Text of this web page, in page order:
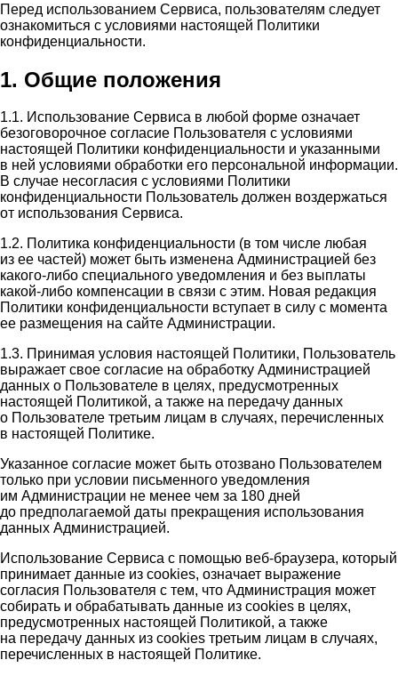
Перед использованием Сервиса, пользователям следует
ознакомиться с условиями настоящей Политики
конфиденциальности.
1. Общие положения
1.1. Использование Сервиса в любой форме означает
безоговорочное согласие Пользователя с условиями
настоящей Политики конфиденциальности и указанными
в ней условиями обработки его персональной информации.
В случае несогласия с условиями Политики
конфиденциальности Пользователь должен воздержаться
от использования Сервиса.
1.2. Политика конфиденциальности (в том числе любая
из ее частей) может быть изменена Администрацией без
какого-либо специального уведомления и без выплаты
какой-либо компенсации в связи с этим. Новая редакция
Политики конфиденциальности вступает в силу с момента
ее размещения на сайте Администрации.
1.3. Принимая условия настоящей Политики, Пользователь
выражает свое согласие на обработку Администрацией
данных о Пользователе в целях, предусмотренных
настоящей Политикой, а также на передачу данных
о Пользователе третьим лицам в случаях, перечисленных
в настоящей Политике.
Указанное согласие может быть отозвано Пользователем
только при условии письменного уведомления
им Администрации не менее чем за 180 дней
до предполагаемой даты прекращения использования
данных Администрацией.
Использование Сервиса с помощью веб-браузера, который
принимает данные из cookies, означает выражение
согласия Пользователя с тем, что Администрация может
собирать и обрабатывать данные из cookies в целях,
предусмотренных настоящей Политикой, а также
на передачу данных из cookies третьим лицам в случаях,
перечисленных в настоящей Политике.